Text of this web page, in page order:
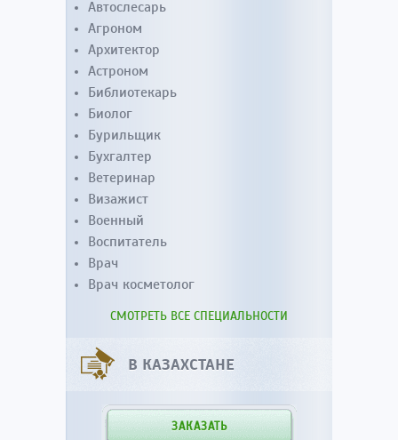
Автослесарь
Агроном
Архитектор
Астроном
Библиотекарь
Биолог
Бурильщик
Бухгалтер
Ветеринар
Визажист
Военный
Воспитатель
Врач
Врач косметолог
СМОТРЕТЬ ВСЕ СПЕЦИАЛЬНОСТИ
В КАЗАХСТАНЕ
ЗАКАЗАТЬ